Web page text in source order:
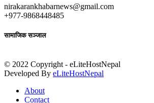
nirakarankhabarnews@gmail.com
+977-9868448485
सामाजिक सञ्जाल
© 2022 Copyright - eLiteHostNepal
Developed By eLiteHostNepal
About
Contact